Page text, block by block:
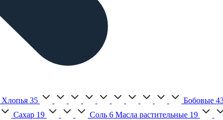
Хлопья 35 Бобовые
Сахар 19 Соль 6 Масла растительные 19